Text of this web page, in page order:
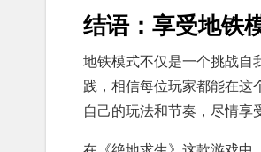
结语：享受地铁
地铁模式不仅是一个挑战自
践，相信每位玩家都能在这
自己的玩法和节奏，尽情享